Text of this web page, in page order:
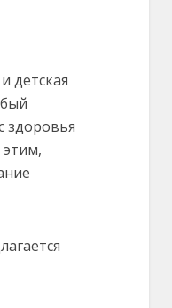
детская
здоровья
этим,